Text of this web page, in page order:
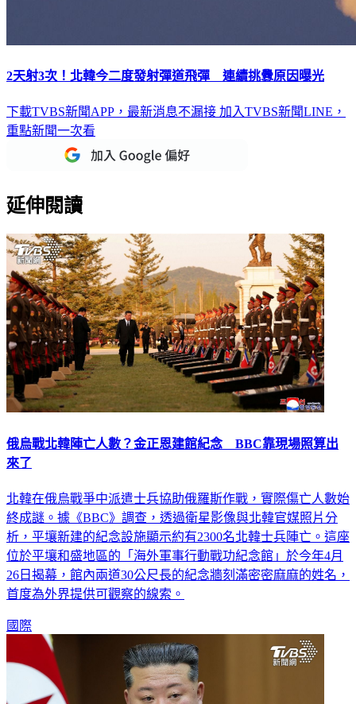
2天射3次！北韓今二度發射彈道飛彈 連續挑釁原因曝光
下載TVBS新聞APP，最新消息不漏接 加入TVBS新聞LINE，
重點新聞一次看
延伸閱讀
俄烏戰北韓陣亡人數？金正恩建館紀念 BBC靠現場照算出
來了
北韓在俄烏戰爭中派遣士兵協助俄羅斯作戰，實際傷亡人數始
終成謎。據《BBC》調查，透過衛星影像與北韓官媒照片分
析，平壤新建的紀念設施顯示約有2300名北韓士兵陣亡。這座
位於平壤和盛地區的「海外軍事行動戰功紀念館」於今年4月
26日揭幕，館內兩道30公尺長的紀念牆刻滿密密麻麻的姓名，
首度為外界提供可觀察的線索。
國際